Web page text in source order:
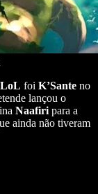
LoL foi K’Sante no
lançou o
Naafiri para a
ainda não tiveram